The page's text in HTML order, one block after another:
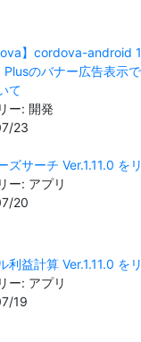
】cordova-android
のバナー広告表示
て
ー: 開発
23
ズサーチ Ver.1.11.0 を
ー: アプリ
20
利益計算 Ver.1.11.0 を
ー: アプリ
19